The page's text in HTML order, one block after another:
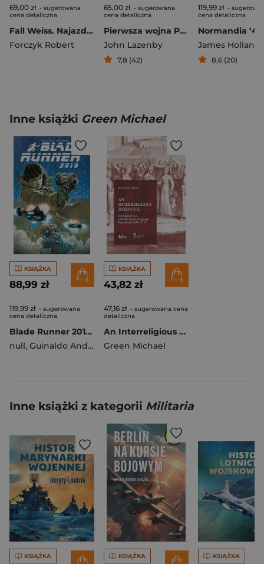
69,00 zł - sugerowana
cena detaliczna
Fall Weiss. Najazd na Polskę 1939
Forczyk Robert
65,00 zł - sugerowana
cena detaliczna
Pierwsza wojna Punicka
John Lazenby
7,8 (42)
119,99 zł -
cena detaliczna
James Holland
8,6 (20)
Inne książki Green Michael
KSIĄŻKA
88,99 zł
119,99 zł - sugerowana
cena detaliczna
Blade Runner 2019 wyd. 2022
null, Guinaldo Andres ,Green Michael
KSIĄŻKA
43,82 zł
47,16 zł - sugerowana cena
detaliczna
An Interreligious Dialogue
Green Michael
Inne książki z kategorii Militaria
KSIĄŻKA KSIĄŻKA KSIĄŻKA